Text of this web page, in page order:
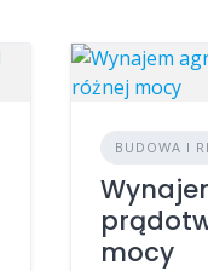
BUDOWA I
mocy